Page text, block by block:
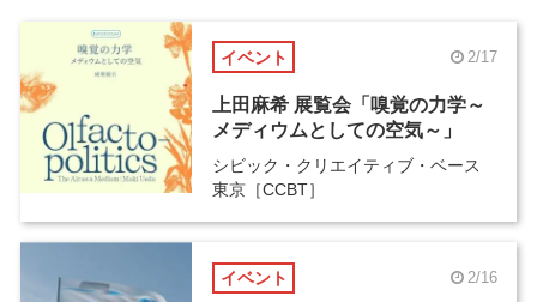
イベント 2/17
上田麻希 展覧会「嗅覚の力学～
メディウムとしての空気～」
シビック・クリエイティブ・ベース
東京［CCBT］
イベント 2/16